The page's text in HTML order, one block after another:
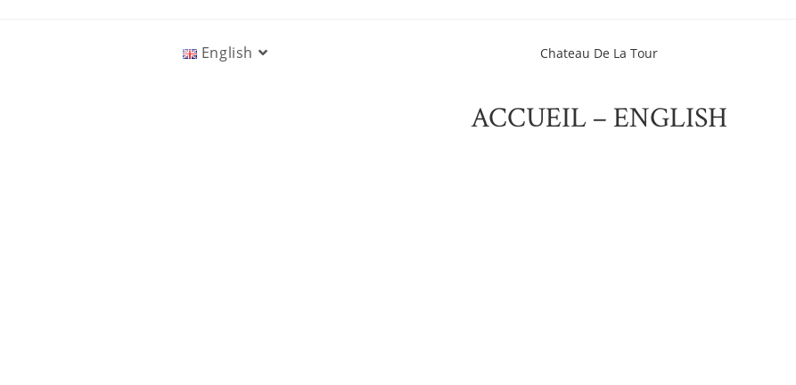
English Chateau De La Tour
ACCUEIL – ENGLISH